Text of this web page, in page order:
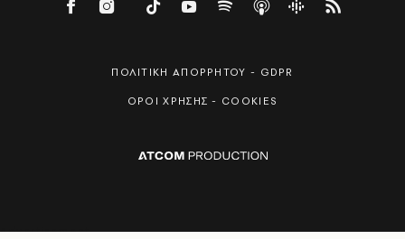
ΠΟΛΙΤΙΚΗ ΑΠΟΡΡΗΤΟΥ - GDPR
ΟΡΟΙ ΧΡΗΣΗΣ - COOKIES